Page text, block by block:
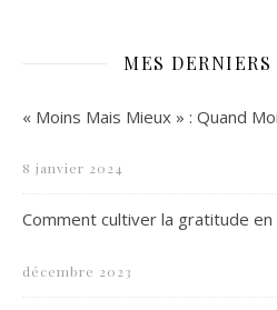
MES
« Moins Mais Mieux » : Quand
8 janvier 2024
Comment cultiver la gratitude en
décembre 2023